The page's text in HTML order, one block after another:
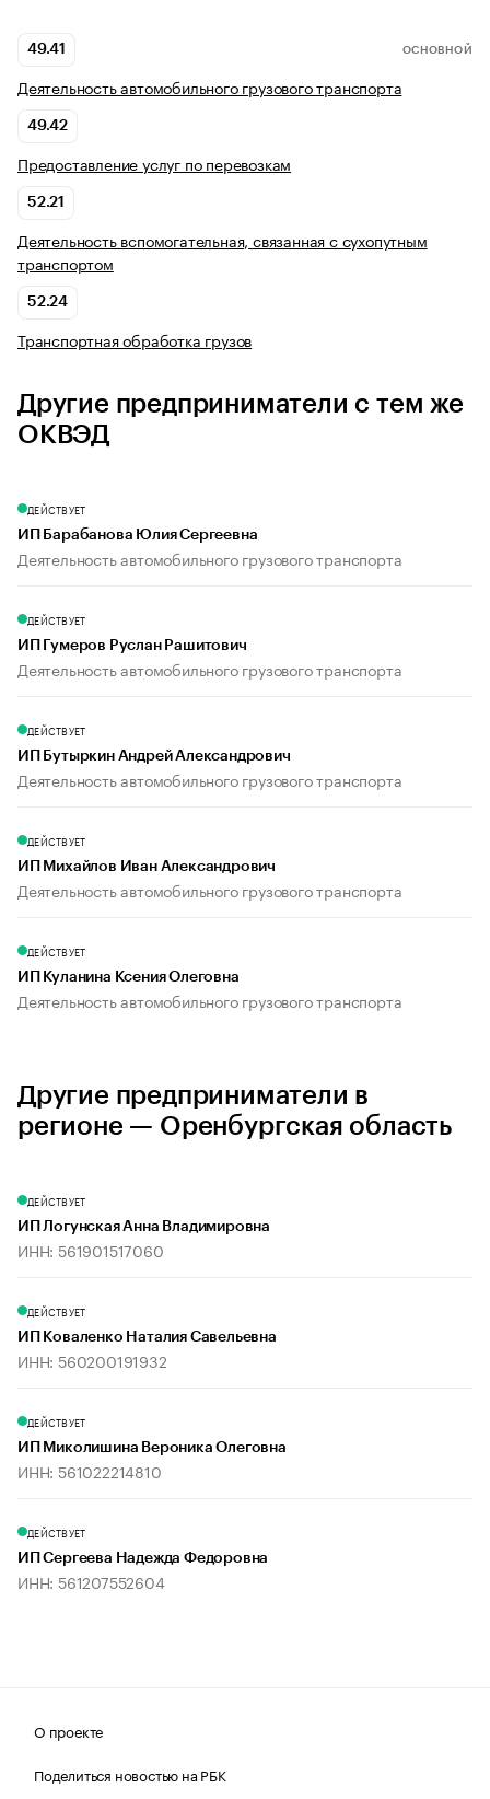
49.41 ОСНОВНОЙ
Деятельность автомобильного грузового транспорта
49.42
Предоставление услуг по перевозкам
52.21
Деятельность вспомогательная, связанная с сухопутным
транспортом
52.24
Транспортная обработка грузов
Другие предприниматели с тем же
ОКВЭД
ДЕЙСТВУЕТ
ИП Барабанова Юлия Сергеевна
Деятельность автомобильного грузового транспорта
ДЕЙСТВУЕТ
ИП Гумеров Руслан Рашитович
Деятельность автомобильного грузового транспорта
ДЕЙСТВУЕТ
ИП Бутыркин Андрей Александрович
Деятельность автомобильного грузового транспорта
ДЕЙСТВУЕТ
ИП Михайлов Иван Александрович
Деятельность автомобильного грузового транспорта
ДЕЙСТВУЕТ
ИП Куланина Ксения Олеговна
Деятельность автомобильного грузового транспорта
Другие предприниматели в
регионе — Оренбургская область
ДЕЙСТВУЕТ
ИП Логунская Анна Владимировна
ИНН: 561901517060
ДЕЙСТВУЕТ
ИП Коваленко Наталия Савельевна
ИНН: 560200191932
ДЕЙСТВУЕТ
ИП Миколишина Вероника Олеговна
ИНН: 561022214810
ДЕЙСТВУЕТ
ИП Сергеева Надежда Федоровна
ИНН: 561207552604
О проекте
Поделиться новостью на РБК